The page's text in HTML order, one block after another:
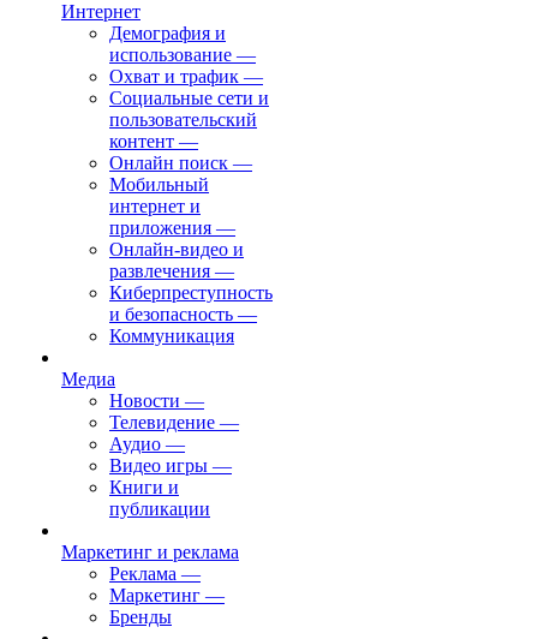
Интернет
Демография и
использование —
Охват и трафик —
Социальные сети и
пользовательский
контент —
Онлайн поиск —
Мобильный
интернет и
приложения —
Онлайн-видео и
развлечения —
Киберпреступность
и безопасность —
Коммуникация
Медиа
Новости —
Телевидение —
Аудио —
Видео игры —
Книги и
публикации
Маркетинг и реклама
Реклама —
Маркетинг —
Бренды